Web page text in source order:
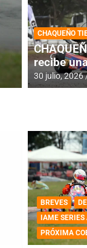
DESTACADA
RMC
4 agosto,
CHAQUEÑO
recibe
30 julio, 2026
BREVES
IAME SERIES
PRÓXIMA